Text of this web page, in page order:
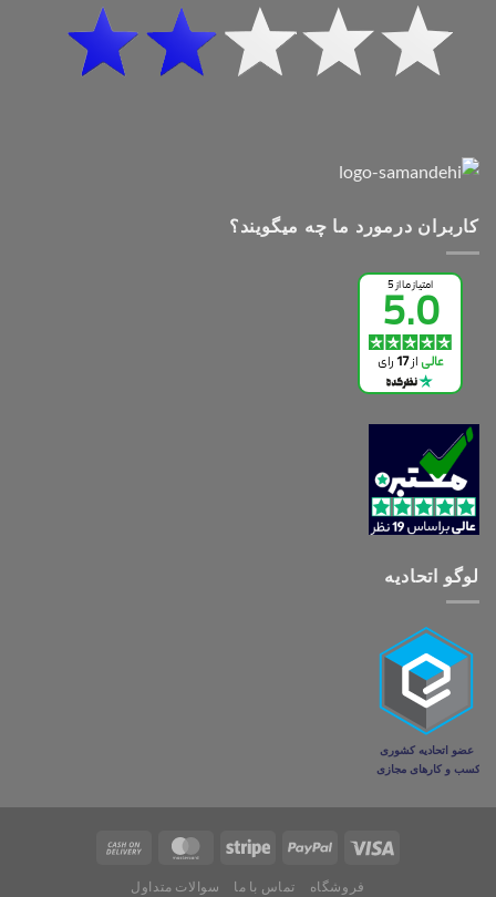
کاربران درمورد ما چه میگویند؟
لوگو اتحادیه
فروشگاه تماس با ما سوالات متداول